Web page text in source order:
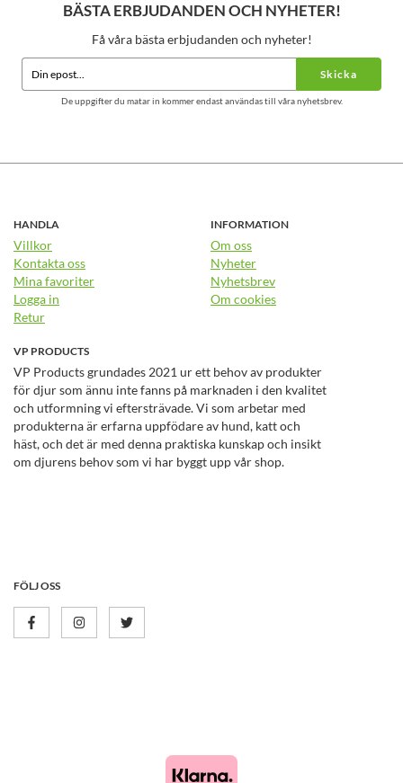
BÄSTA ERBJUDANDEN OCH NYHETER!
Få våra bästa erbjudanden och nyheter!
Skicka
De uppgifter du matar in kommer endast användas till våra nyhetsbrev.
HANDLA
Villkor
Kontakta oss
Mina favoriter
Logga in
Retur
INFORMATION
Om oss
Nyheter
Nyhetsbrev
Om cookies
VP PRODUCTS
VP Products grundades 2021 ur ett behov av produkter
för djur som ännu inte fanns på marknaden i den kvalitet
och utformning vi eftersträvade. Vi som arbetar med
produkterna är erfarna uppfödare av hund, katt och
häst, och det är med denna praktiska kunskap och insikt
om djurens behov som vi har byggt upp vår shop.
FÖLJ OSS